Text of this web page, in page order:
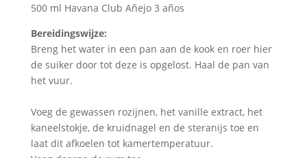
500 ml Havana Club Añejo 3 años
Bereidingswijze:
Breng het water in een pan aan de kook en roer hier
de suiker door tot deze is opgelost. Haal de pan van
het vuur.
Voeg de gewassen rozijnen, het vanille extract, het
kaneelstokje, de kruidnagel en de steranijs toe en
laat dit afkoelen tot kamertemperatuur.